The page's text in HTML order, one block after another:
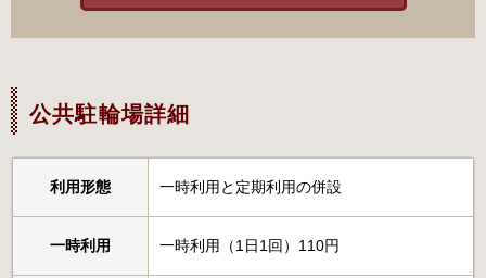
公共駐輪場詳細
利用形態 一時利用と定期利用の併設
一時利用 一時利用（1日1回）110円